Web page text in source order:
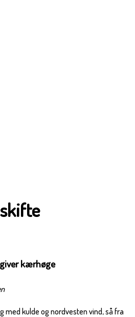
kærhøge
med kulde og nordvesten vind, så fra